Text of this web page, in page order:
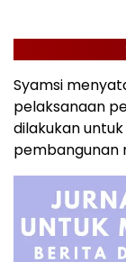
Syamsi
pelaksanaan
dilakukan
pembangunan